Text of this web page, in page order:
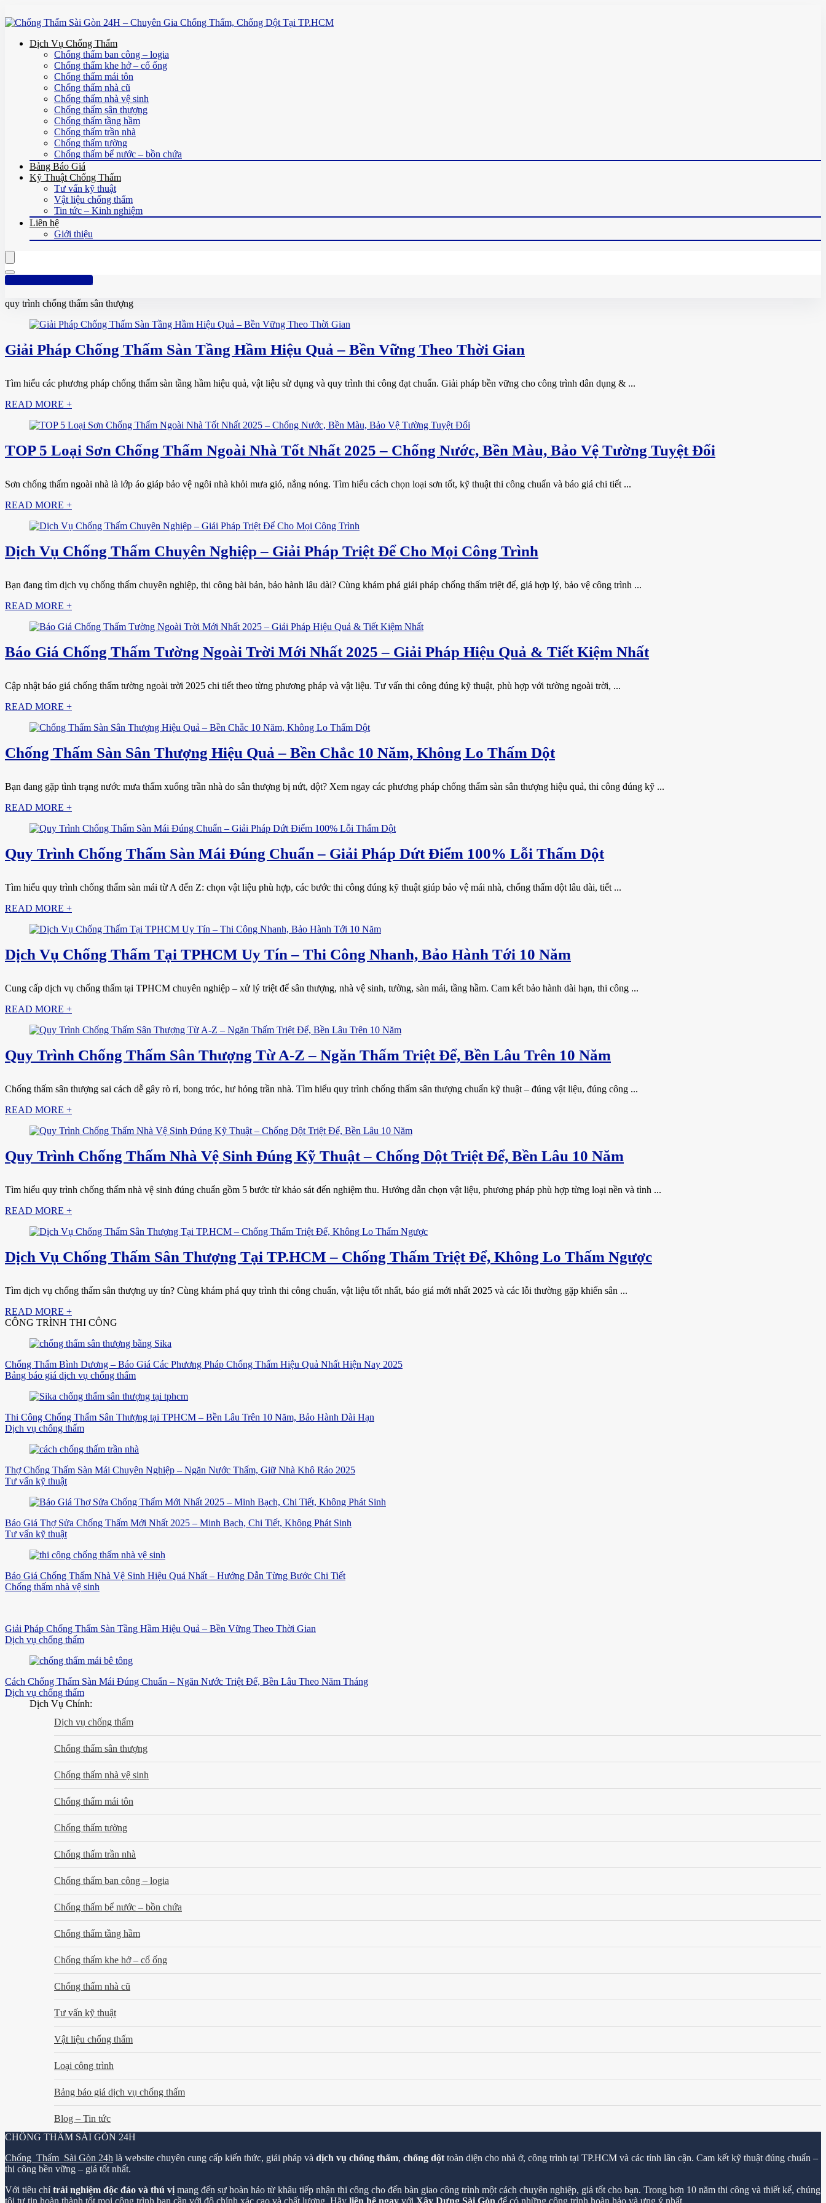
Dịch Vụ Chống Thấm
Chống thấm ban công – logia
Chống thấm khe hở – cổ ống
Chống thấm mái tôn
Chống thấm nhà cũ
Chống thấm nhà vệ sinh
Chống thấm sân thượng
Chống thấm tầng hầm
Chống thấm trần nhà
Chống thấm tường
Chống thấm bể nước – bồn chứa
Bảng Báo Giá
Kỹ Thuật Chống Thấm
Tư vấn kỹ thuật
Vật liệu chống thấm
Tin tức – Kinh nghiệm
Liên hệ
Giới thiệu
Hotline: 0961 894 472
quy trình chống thấm sân thượng
Giải Pháp Chống Thấm Sàn Tầng Hầm Hiệu Quả – Bền Vững Theo Thời Gian
Tìm hiểu các phương pháp chống thấm sàn tầng hầm hiệu quả, vật liệu sử dụng và quy trình thi công đạt chuẩn. Giải pháp bền vững cho công trình dân dụng & ...
READ MORE +
TOP 5 Loại Sơn Chống Thấm Ngoài Nhà Tốt Nhất 2025 – Chống Nước, Bền Màu, Bảo Vệ Tường Tuyệt Đối
Sơn chống thấm ngoài nhà là lớp áo giáp bảo vệ ngôi nhà khỏi mưa gió, nắng nóng. Tìm hiểu cách chọn loại sơn tốt, kỹ thuật thi công chuẩn và báo giá chi tiết ...
READ MORE +
Dịch Vụ Chống Thấm Chuyên Nghiệp – Giải Pháp Triệt Để Cho Mọi Công Trình
Bạn đang tìm dịch vụ chống thấm chuyên nghiệp, thi công bài bản, bảo hành lâu dài? Cùng khám phá giải pháp chống thấm triệt để, giá hợp lý, bảo vệ công trình ...
READ MORE +
Báo Giá Chống Thấm Tường Ngoài Trời Mới Nhất 2025 – Giải Pháp Hiệu Quả & Tiết Kiệm Nhất
Cập nhật báo giá chống thấm tường ngoài trời 2025 chi tiết theo từng phương pháp và vật liệu. Tư vấn thi công đúng kỹ thuật, phù hợp với tường ngoài trời, ...
READ MORE +
Chống Thấm Sàn Sân Thượng Hiệu Quả – Bền Chắc 10 Năm, Không Lo Thấm Dột
Bạn đang gặp tình trạng nước mưa thấm xuống trần nhà do sân thượng bị nứt, dột? Xem ngay các phương pháp chống thấm sàn sân thượng hiệu quả, thi công đúng kỹ ...
READ MORE +
Quy Trình Chống Thấm Sàn Mái Đúng Chuẩn – Giải Pháp Dứt Điểm 100% Lỗi Thấm Dột
Tìm hiểu quy trình chống thấm sàn mái từ A đến Z: chọn vật liệu phù hợp, các bước thi công đúng kỹ thuật giúp bảo vệ mái nhà, chống thấm dột lâu dài, tiết ...
READ MORE +
Dịch Vụ Chống Thấm Tại TPHCM Uy Tín – Thi Công Nhanh, Bảo Hành Tới 10 Năm
Cung cấp dịch vụ chống thấm tại TPHCM chuyên nghiệp – xử lý triệt để sân thượng, nhà vệ sinh, tường, sàn mái, tầng hầm. Cam kết bảo hành dài hạn, thi công ...
READ MORE +
Quy Trình Chống Thấm Sân Thượng Từ A-Z – Ngăn Thấm Triệt Để, Bền Lâu Trên 10 Năm
Chống thấm sân thượng sai cách dễ gây rò rỉ, bong tróc, hư hỏng trần nhà. Tìm hiểu quy trình chống thấm sân thượng chuẩn kỹ thuật – đúng vật liệu, đúng công ...
READ MORE +
Quy Trình Chống Thấm Nhà Vệ Sinh Đúng Kỹ Thuật – Chống Dột Triệt Để, Bền Lâu 10 Năm
Tìm hiểu quy trình chống thấm nhà vệ sinh đúng chuẩn gồm 5 bước từ khảo sát đến nghiệm thu. Hướng dẫn chọn vật liệu, phương pháp phù hợp từng loại nền và tình ...
READ MORE +
Dịch Vụ Chống Thấm Sân Thượng Tại TP.HCM – Chống Thấm Triệt Để, Không Lo Thấm Ngược
Tìm dịch vụ chống thấm sân thượng uy tín? Cùng khám phá quy trình thi công chuẩn, vật liệu tốt nhất, báo giá mới nhất 2025 và các lỗi thường gặp khiến sân ...
READ MORE +
CÔNG TRÌNH THI CÔNG
Chống Thấm Bình Dương – Báo Giá Các Phương Pháp Chống Thấm Hiệu Quả Nhất Hiện Nay 2025
Bảng báo giá dịch vụ chống thấm
Thi Công Chống Thấm Sân Thượng tại TPHCM – Bền Lâu Trên 10 Năm, Bảo Hành Dài Hạn
Dịch vụ chống thấm
Thợ Chống Thấm Sàn Mái Chuyên Nghiệp – Ngăn Nước Thấm, Giữ Nhà Khô Ráo 2025
Tư vấn kỹ thuật
Báo Giá Thợ Sửa Chống Thấm Mới Nhất 2025 – Minh Bạch, Chi Tiết, Không Phát Sinh
Tư vấn kỹ thuật
Báo Giá Chống Thấm Nhà Vệ Sinh Hiệu Quả Nhất – Hướng Dẫn Từng Bước Chi Tiết
Chống thấm nhà vệ sinh
Giải Pháp Chống Thấm Sàn Tầng Hầm Hiệu Quả – Bền Vững Theo Thời Gian
Dịch vụ chống thấm
Cách Chống Thấm Sàn Mái Đúng Chuẩn – Ngăn Nước Triệt Để, Bền Lâu Theo Năm Tháng
Dịch vụ chống thấm
Dịch Vụ Chính:
Dịch vụ chống thấm
Chống thấm sân thượng
Chống thấm nhà vệ sinh
Chống thấm mái tôn
Chống thấm tường
Chống thấm trần nhà
Chống thấm ban công – logia
Chống thấm bể nước – bồn chứa
Chống thấm tầng hầm
Chống thấm khe hở – cổ ống
Chống thấm nhà cũ
Tư vấn kỹ thuật
Vật liệu chống thấm
Loại công trình
Bảng báo giá dịch vụ chống thấm
Blog – Tin tức
CHỐNG THẤM SÀI GÒN 24H
Chống Thấm Sài Gòn 24h là website chuyên cung cấp kiến thức, giải pháp và dịch vụ chống thấm, chống dột toàn diện cho nhà ở, công trình tại TP.HCM và các tỉnh lân cận. Cam kết kỹ thuật đúng chuẩn –
thi công bền vững – giá tốt nhất.
Với tiêu chítrải nghiệm độc đáo và thú vị mang đến sự hoàn hảo từ khâu tiếp nhận thi công cho đến bàn giao công trình một cách chuyên nghiệp, giá tốt cho bạn. Trong hơn 10 năm thi công và thiết kế, chúng
tôi tự tin hoàn thành tốt mọi công trình bạn cần với độ chính xác cao và chất lượng. Hãy liên hệ ngay với Xây Dựng Sài Gòn để có những công trình hoàn hảo và ưng ý nhất.